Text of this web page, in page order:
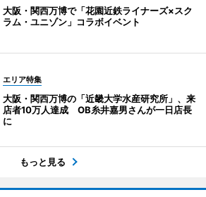
大阪・関西万博で「花園近鉄ライナーズ×スク
ラム・ユニゾン」コラボイベント
エリア特集
大阪・関西万博の「近畿大学水産研究所」、来
店者10万人達成 OB糸井嘉男さんが一日店長
に
もっと見る